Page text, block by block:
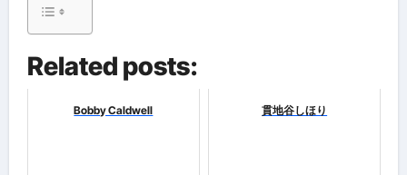
Related posts:
Bobby Caldwell 貫地谷しほり